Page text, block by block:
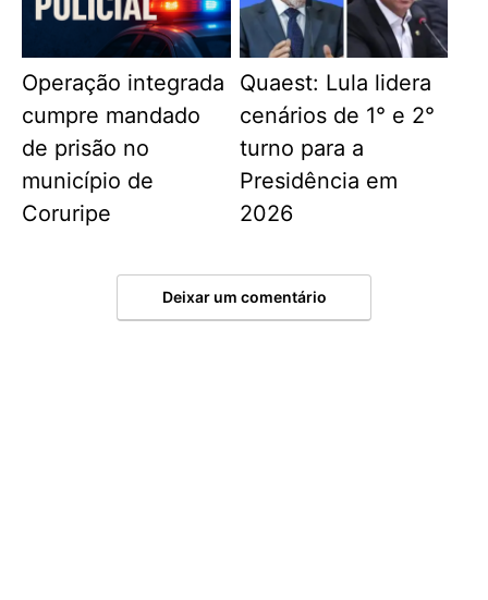
Operação integrada
cumpre mandado
de prisão no
município de
Coruripe
Quaest: Lula lidera
cenários de 1° e 2°
turno para a
Presidência em
2026
Deixar um comentário